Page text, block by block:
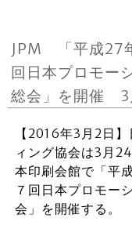
JPM 「平成27
回日本プロモー
総会」を開催 3
【2016年3月2日
ィング協会は3月
本印刷会館で「平
７回日本プロモー
会」を開催する。